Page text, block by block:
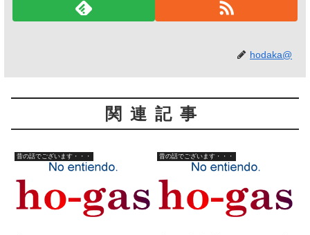
hodaka@
関連記事
昔の話でございます・・・ 昔の話でございます・・・